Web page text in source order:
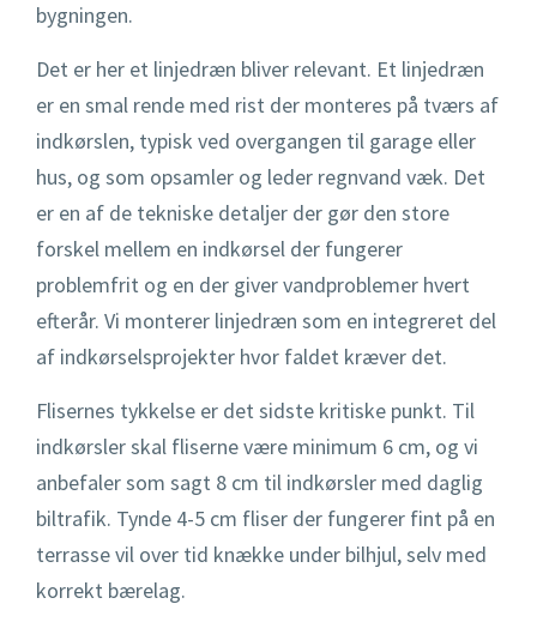
bygningen.
Det er her et linjedræn bliver relevant. Et linjedræn
er en smal rende med rist der monteres på tværs af
indkørslen, typisk ved overgangen til garage eller
hus, og som opsamler og leder regnvand væk. Det
er en af de tekniske detaljer der gør den store
forskel mellem en indkørsel der fungerer
problemfrit og en der giver vandproblemer hvert
efterår. Vi monterer linjedræn som en integreret del
af indkørselsprojekter hvor faldet kræver det.
Flisernes tykkelse er det sidste kritiske punkt. Til
indkørsler skal fliserne være minimum 6 cm, og vi
anbefaler som sagt 8 cm til indkørsler med daglig
biltrafik. Tynde 4-5 cm fliser der fungerer fint på en
terrasse vil over tid knække under bilhjul, selv med
korrekt bærelag.